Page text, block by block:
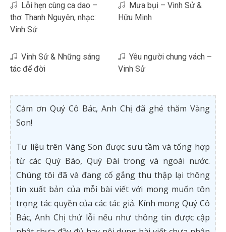
Lỗi hẹn cùng ca dao –
thơ: Thanh Nguyên, nhạc:
Vinh Sử
Mưa bụi – Vinh Sử &
Hữu Minh
Vinh Sử & Những sáng
tác để đời
Yêu người chung vách –
Vinh Sử
Cảm ơn Quý Cô Bác, Anh Chị đã ghé thăm Vàng
Son!
Tư liệu trên Vàng Son được sưu tầm và tổng hợp
từ các Quý Báo, Quý Đài trong và ngoài nước.
Chúng tôi đã và đang cố gắng thu thập lại thông
tin xuất bản của mỗi bài viết với mong muốn tôn
trọng tác quyền của các tác giả. Kính mong Quý Cô
Bác, Anh Chị thứ lỗi nếu như thông tin được cập